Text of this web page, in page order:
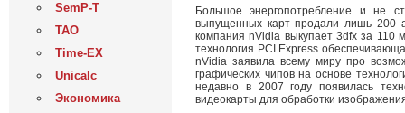
SemP-T
ТАО
Time-EX
Unicalc
Экономика
Большое энергопотребление и не
выпущенных карт продали лишь 200
компания nVidia выкупает 3dfx за 110
технология PCI Express
nVidia заявила всему миру про
графических чипов на основе
недавно в 2007 году появилась
видеокарты для обработки